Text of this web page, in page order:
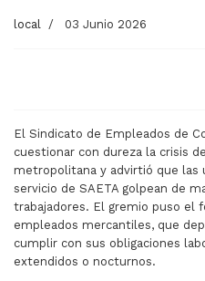
local 03 Junio 2026
El Sindicato de Empleados de
cuestionar con dureza la crisis
metropolitana y advirtió que las
servicio de SAETA golpean de
trabajadores. El gremio puso el
empleados mercantiles, que
cumplir con sus obligaciones
extendidos o nocturnos.